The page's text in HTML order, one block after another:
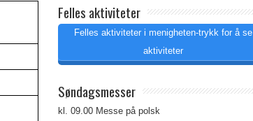
Felles aktiviteter
Felles aktiviteter i menigheten-trykk for å se
aktiviteter
Søndagsmesser
kl. 09.00 Messe på polsk